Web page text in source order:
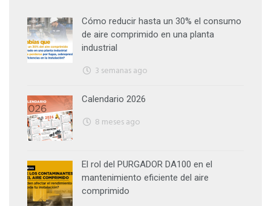
Cómo reducir hasta un 30% el consumo
de aire comprimido en una planta
industrial
3 semanas ago
Calendario 2026
8 meses ago
El rol del PURGADOR DA100 en el
mantenimiento eficiente del aire
comprimido